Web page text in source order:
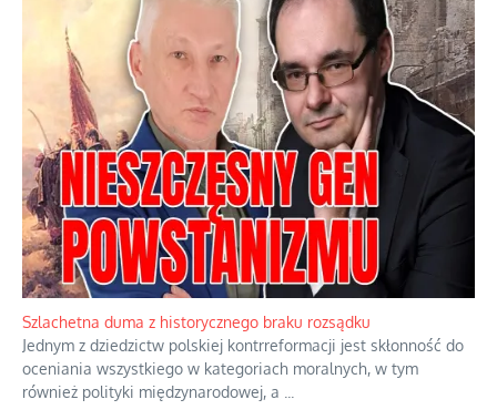
Szlachetna duma z historycznego braku rozsądku
Jednym z dziedzictw polskiej kontrreformacji jest skłonność do
oceniania wszystkiego w kategoriach moralnych, w tym
również polityki międzynarodowej, a